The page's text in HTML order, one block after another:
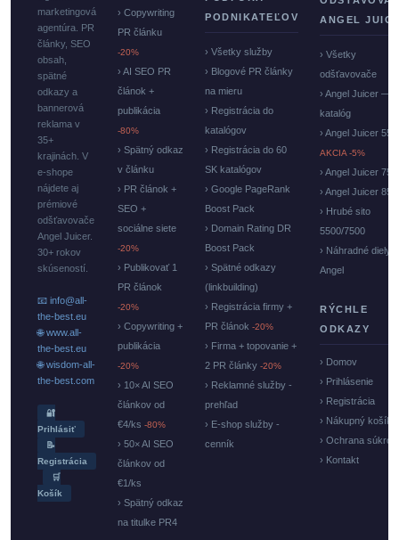
marketingová
agentúra. PR
články, SEO
obsah,
spätné
odkazy a
bannerová
reklama v
35+
krajinách. V
e-shope
nájdete aj
prémiové
odšťavovače
Angel Juicer.
30+ rokov
skúseností.
📧 info@all-
the-best.eu
🌐 www.all-
the-best.eu
🌐 wisdom-all-
the-best.com
🔐
Prihlásiť
📝
Registrácia
🛒
Košík
› Copywriting
PR článku
-20%
› AI SEO PR
článok +
publikácia
-80%
› Spätný odkaz
v článku
› PR článok +
SEO +
sociálne siete
-20%
› Publikovať 1
PR článok
-20%
› Copywriting +
publikácia
-20%
› 10× AI SEO
článkov od
€4/ks -80%
› 50× AI SEO
článkov od
€1/ks
› Spätný odkaz
na titulke PR4
PODNIKATEĽOV
› Všetky služby
› Blogové PR články
na mieru
› Registrácia do
katalógov
› Registrácia do 60
SK katalógov
› Google PageRank
Boost Pack
› Domain Rating DR
Boost Pack
› Spätné odkazy
(linkbuilding)
› Registrácia firmy +
PR článok -20%
› Firma + topovanie +
2 PR články -20%
› Reklamné služby -
prehľad
› E-shop služby -
cenník
ANGEL
› Všetky
odšťavovače
› Angel Juicer —
katalóg
› Angel Juicer
AKCIA -5%
› Angel Juicer
› Angel Juicer
› Hrubé sito
5500/7500
› Náhradné diely
Angel
RÝCHLE
ODKAZY
› Domov
› Prihlásenie
› Registrácia
› Nákupný košík
› Ochrana
› Kontakt